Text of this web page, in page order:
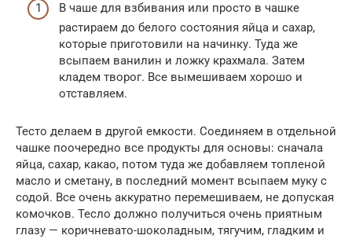
В чаше для взбивания или просто в чашке
растираем до белого состояния яйца и сахар,
которые приготовили на начинку. Туда же
всыпаем ванилин и ложку крахмала. Затем
кладем творог. Все вымешиваем хорошо и
отставляем.
Тесто делаем в другой емкости. Соединяем в отдельной
чашке поочередно все продукты для основы: сначала
яйца, сахар, какао, потом туда же добавляем топленой
масло и сметану, в последний момент всыпаем муку с
содой. Все очень аккуратно перемешиваем, не допуская
комочков. Тесло должно получиться очень приятным
глазу — коричневато-шоколадным, тягучим, гладким и